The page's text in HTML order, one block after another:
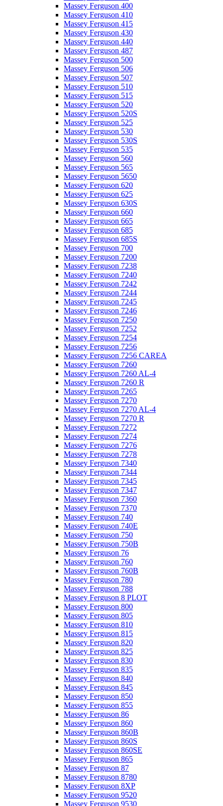
Massey Ferguson 400
Massey Ferguson 410
Massey Ferguson 415
Massey Ferguson 430
Massey Ferguson 440
Massey Ferguson 487
Massey Ferguson 500
Massey Ferguson 506
Massey Ferguson 507
Massey Ferguson 510
Massey Ferguson 515
Massey Ferguson 520
Massey Ferguson 520S
Massey Ferguson 525
Massey Ferguson 530
Massey Ferguson 530S
Massey Ferguson 535
Massey Ferguson 560
Massey Ferguson 565
Massey Ferguson 5650
Massey Ferguson 620
Massey Ferguson 625
Massey Ferguson 630S
Massey Ferguson 660
Massey Ferguson 665
Massey Ferguson 685
Massey Ferguson 685S
Massey Ferguson 700
Massey Ferguson 7200
Massey Ferguson 7238
Massey Ferguson 7240
Massey Ferguson 7242
Massey Ferguson 7244
Massey Ferguson 7245
Massey Ferguson 7246
Massey Ferguson 7250
Massey Ferguson 7252
Massey Ferguson 7254
Massey Ferguson 7256
Massey Ferguson 7256 CAREA
Massey Ferguson 7260
Massey Ferguson 7260 AL-4
Massey Ferguson 7260 R
Massey Ferguson 7265
Massey Ferguson 7270
Massey Ferguson 7270 AL-4
Massey Ferguson 7270 R
Massey Ferguson 7272
Massey Ferguson 7274
Massey Ferguson 7276
Massey Ferguson 7278
Massey Ferguson 7340
Massey Ferguson 7344
Massey Ferguson 7345
Massey Ferguson 7347
Massey Ferguson 7360
Massey Ferguson 7370
Massey Ferguson 740
Massey Ferguson 740E
Massey Ferguson 750
Massey Ferguson 750B
Massey Ferguson 76
Massey Ferguson 760
Massey Ferguson 760B
Massey Ferguson 780
Massey Ferguson 788
Massey Ferguson 8 PLOT
Massey Ferguson 800
Massey Ferguson 805
Massey Ferguson 810
Massey Ferguson 815
Massey Ferguson 820
Massey Ferguson 825
Massey Ferguson 830
Massey Ferguson 835
Massey Ferguson 840
Massey Ferguson 845
Massey Ferguson 850
Massey Ferguson 855
Massey Ferguson 86
Massey Ferguson 860
Massey Ferguson 860B
Massey Ferguson 860S
Massey Ferguson 860SE
Massey Ferguson 865
Massey Ferguson 87
Massey Ferguson 8780
Massey Ferguson 8XP
Massey Ferguson 9520
Massey Ferguson 9530